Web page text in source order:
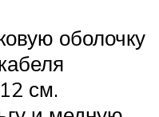
оболочку
см.